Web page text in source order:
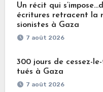
Un récit qui
écritures retracent la
sionistes à Gaza
7 août 2026
300 jours de cessez-
tués à Gaza
7 août 2026